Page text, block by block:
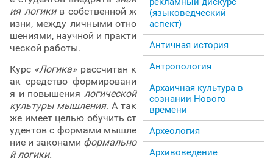
ия логикив собственной ж
изни, между личными отно
шениями, научной и практи
ческой работы.
Курс «Логика» рассчитан к
ак средство формировани
я и повышения логической
культуры мышления. А так
же имеет целью обучить ст
удентов с формами мышле
ние и законами формально
й логики.
(языковедческий
аспект)
Античная история
Антропология
Архаичная культура в
сознании Нового
времени
Археология
Архивоведение